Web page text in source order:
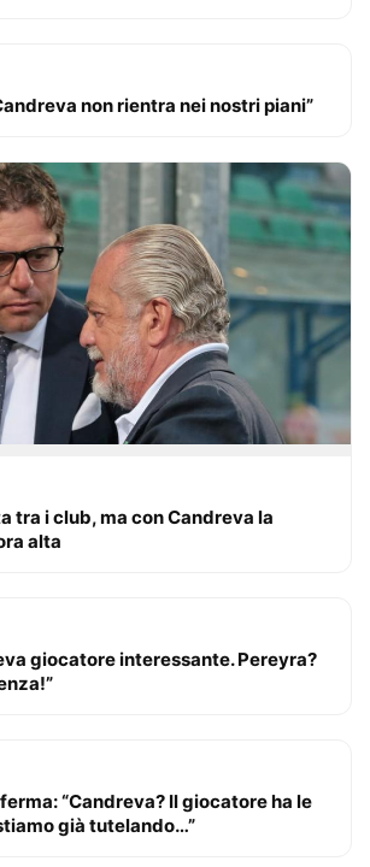
non rientra nei nostri piani”
tra i club, ma con Candreva la
alta
giocatore interessante. Pereyra?
“Candreva? Il giocatore ha le
già tutelando…”